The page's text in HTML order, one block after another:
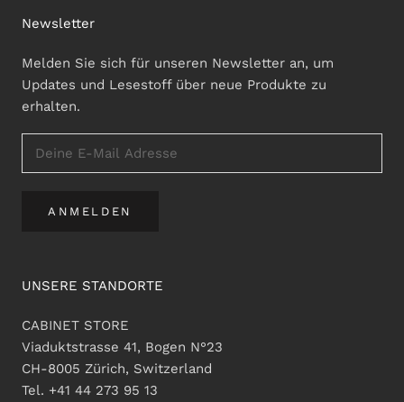
Newsletter
Melden Sie sich für unseren Newsletter an, um
Updates und Lesestoff über neue Produkte zu
erhalten.
ANMELDEN
UNSERE STANDORTE
CABINET STORE
Viaduktstrasse 41, Bogen N°23
CH-8005 Zürich, Switzerland
Tel. +41 44 273 95 13